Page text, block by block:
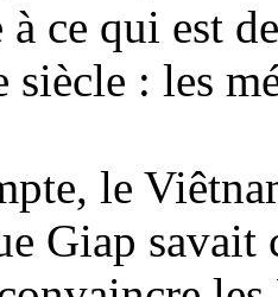
ce qui est
siècle : les
le
Giap